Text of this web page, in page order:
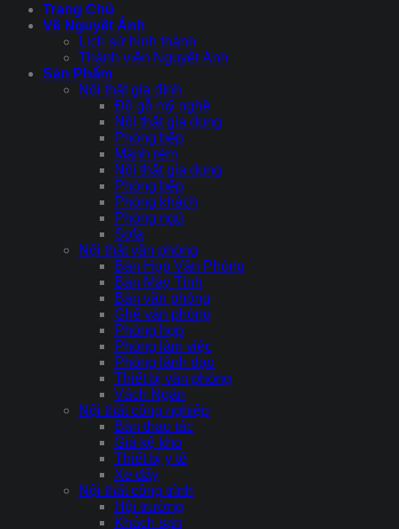
Trang Chủ
Về Nguyệt Ánh
Lịch sử hình thành
Thành viên Nguyệt Ánh
Sản Phẩm
Nội thất gia đình
Đồ gỗ mỹ nghệ
Nội thất gia dụng
Phòng bếp
Mành rèm
Nội thất gia dụng
Phòng bếp
Phòng khách
Phòng ngủ
Sofa
Nội thất văn phòng
Bàn Họp Văn Phòng
Bàn Máy Tính
Bàn văn phòng
Ghế văn phòng
Phòng họp
Phòng làm việc
Phòng lãnh đạo
Thiết bị văn phòng
Vách Ngăn
Nội thất công nghiệp
Bàn thao tác
Giá kệ kho
Thiết bị y tế
Xe đẩy
Nội thất công trình
Hội trường
Khách sạn